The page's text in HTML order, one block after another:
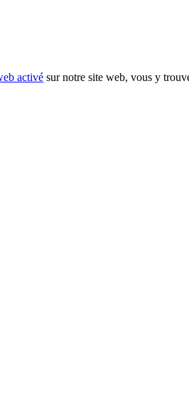
activé sur notre site web, vous y